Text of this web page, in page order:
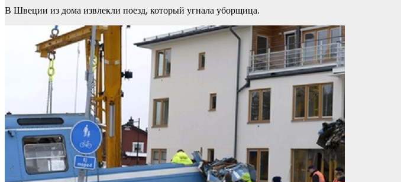
В Швеции из дома извлекли поезд, который угнала уборщица.